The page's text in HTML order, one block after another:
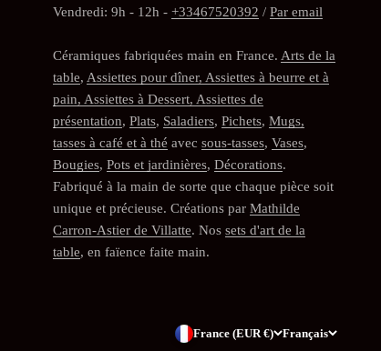
Vendredi: 9h - 12h - +33467520392 / Par email
Céramiques fabriquées main en France. Arts de la
table, Assiettes pour dîner, Assiettes à beurre et à
pain, Assiettes à Dessert, Assiettes de
présentation, Plats, Saladiers, Pichets, Mugs,
tasses à café et à thé avec sous-tasses, Vases,
Bougies, Pots et jardinières, Décorations.
Fabriqué à la main de sorte que chaque pièce soit
unique et précieuse. Créations par Mathilde
Carron-Astier de Villatte. Nos sets d'art de la
table, en faïence faite main.
France (EUR €) Français